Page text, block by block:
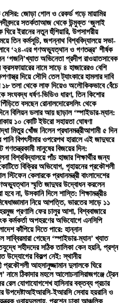
মেসির: জোড়া গোল ও রেকর্ড গড়ে মায়ামির
সতর্কতাআজ থেকে উন্মুক্ত ‘জুলাই
ঘিরে ইরানের নতুন হুঁশিয়ারি, উপসাগরীয়
তিন কর্মসূচি, জগন্নাথ বিশ্ববিদ্যালয়ে সভা-
‘২৪-এর গণঅভ্যুত্থান ও গণতন্ত্র’ শীর্ষক
‘গজনি’খ্যাত অভিনেতা প্রদীপ রাওয়াতসাবেক
নামে সাড়ে ৪ হাজারেরও বেশি
দিয়ে সৌদি তেল ট্যাংকারে হামলার দাবি
১৮ তলা থেকে লাফ দিয়েও অলৌকিকভাবে বেঁচে
সংঘবদ্ধ ধর্ষণ-ভিডিও ধারণ, তিন কিশোর
বসছেন রোনালদোরেসলিং থেকে
বিলিয়ন ডলার আয় ছাড়াল ‘স্পাইডার-ম্যান:
১০ কোটি ইউরো সহায়তা ঘোষণা
খোঁজ নিলেন প্রধানমন্ত্রীআগামী ৫ দিন
বিপৎসীমার ওপরেপথ হারালে এই জাদুঘরে
মানুষের বিজয়ের দিন:
পাঁচ হাজার শিক্ষার্থীর জন্য
বিক্রির অভিযোগ, গৃহায়নের প্রকৌশলী
স্টিফেন কেলারকে প্রধানমন্ত্রী বাংলাদেশের
স্মৃতি জাদুঘর উদ্বোধন করলেন
হবে না, উসকানি দিলে শাস্তি: শিক্ষামন্ত্রী৪
মান নিয়ে আপত্তি, ভারতের সাড়ে ১১
প্রণালি ফের চালুর আশা, বিশ্ববাজারে
কর্মকর্তা অপহরণের অভিযোগে এনসিপি
কাঁপিয়ে দিতে পারে: হান্নান
সাব্বিরমারা গেছেন ‘স্পাইডার-ম্যান’ খ্যাত
শহীদদের সঠিক তালিকা কেন হয়নি, প্রশ্ন
উদ্যোগের বিকল্প নেই: স্থানীয়
প্রকৌশলী আহসানুজ্জামান দুলালকে ঘিরে
নামে ঠিকাদার মহলে আলোচনাসিরাজগঞ্জে ট্রেন
রেল যোগাযোগশেখ হাসিনার বক্তব্য প্রচার
উপদেষ্টাআইআরসি-ইআরসি সেবায় হয়রানি ও